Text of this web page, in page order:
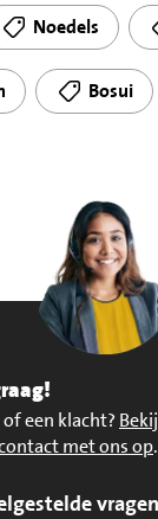
Noedels
Bosui
een klacht?
met ons op.
vragen